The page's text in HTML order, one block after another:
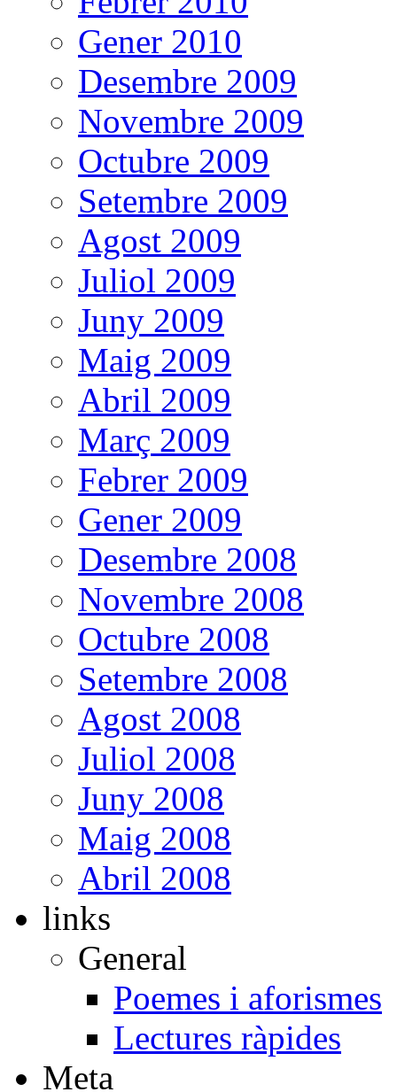
Gener 2010
Desembre 2009
Novembre 2009
Octubre 2009
Setembre 2009
Agost 2009
Juliol 2009
Juny 2009
Maig 2009
Abril 2009
Març 2009
Febrer 2009
Gener 2009
Desembre 2008
Novembre 2008
Octubre 2008
Setembre 2008
Agost 2008
Juliol 2008
Juny 2008
Maig 2008
Abril 2008
links
General
Poemes i aforismes
Lectures ràpides
Meta